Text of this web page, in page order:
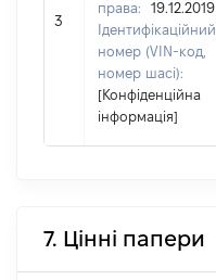
3
права:
19.12.2019
Ідентифікаційний
номер (VIN-код,
номер шасі):
[Конфіденційна
інформація]
7. Цінні папери